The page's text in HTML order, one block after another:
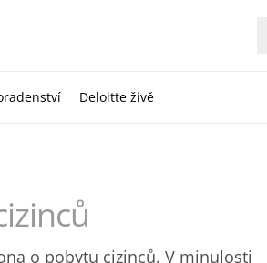
Deloitte živě
o pobytu cizinců. V minulosti